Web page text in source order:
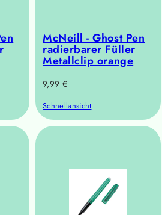
McNeill - Ghost Pen
radierbarer Füller
Metallclip orange
Regulärer
9,99 €
Schnellansicht